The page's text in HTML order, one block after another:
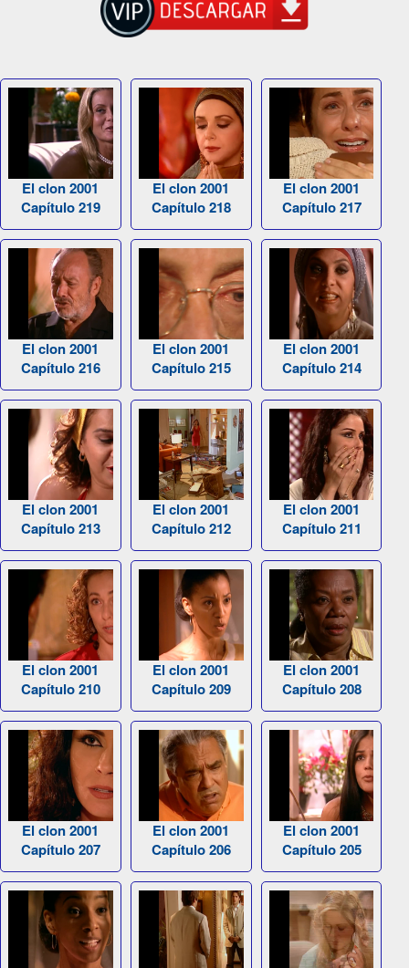
El clon 2001
Capítulo 219
El clon 2001
Capítulo 218
El clon 2001
Capítulo 217
El clon 2001
Capítulo 216
El clon 2001
Capítulo 215
El clon 2001
Capítulo 214
El clon 2001
Capítulo 213
El clon 2001
Capítulo 212
El clon 2001
Capítulo 211
El clon 2001
Capítulo 210
El clon 2001
Capítulo 209
El clon 2001
Capítulo 208
El clon 2001
Capítulo 207
El clon 2001
Capítulo 206
El clon 2001
Capítulo 205